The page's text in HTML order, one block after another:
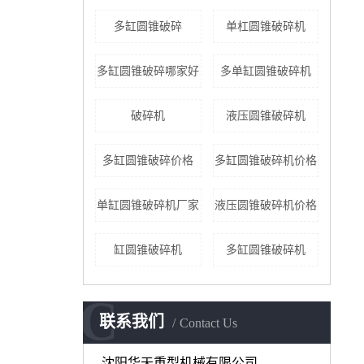
多缸圆锥破碎 单杠圆锥破碎机
多缸圆锥破碎哪家好 多单缸圆锥破碎机
破碎机 液压圆锥破碎机
多缸圆锥破碎价格 多缸圆锥破碎机价格
单缸圆锥破碎机厂家 液压圆锥破碎机价格
缸圆锥破碎机 ​多缸圆锥破碎机
联系我们 Contact Us
C